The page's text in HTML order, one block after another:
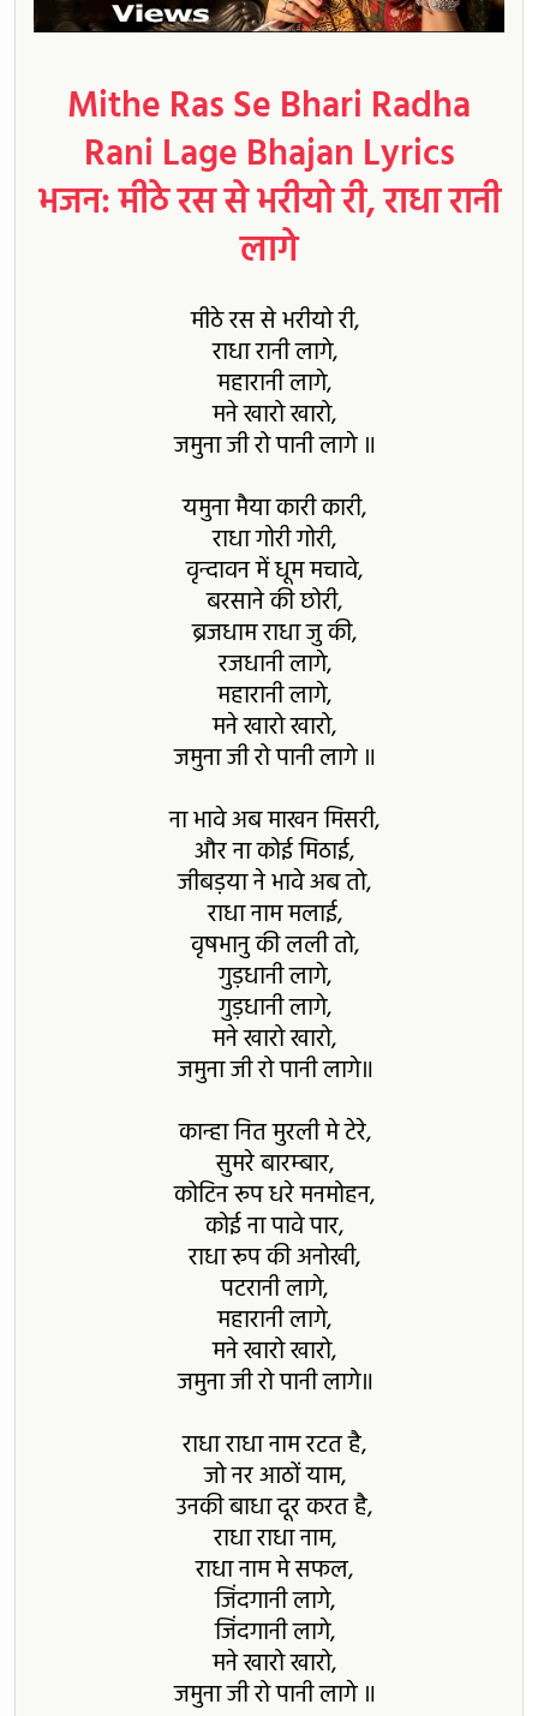
Mithe Ras Se Bhari Radha
Rani Lage Bhajan Lyrics
भजन: मीठे रस से भरीयो री, राधा रानी
लागे
मीठे रस से भरीयो री,
राधा रानी लागे,
महारानी लागे,
मने खारो खारो,
जमुना जी रो पानी लागे ॥
यमुना मैया कारी कारी,
राधा गोरी गोरी,
वृन्दावन में धूम मचावे,
बरसाने की छोरी,
ब्रजधाम राधा जु की,
रजधानी लागे,
महारानी लागे,
मने खारो खारो,
जमुना जी रो पानी लागे ॥
ना भावे अब माखन मिसरी,
और ना कोई मिठाई,
जीबड़या ने भावे अब तो,
राधा नाम मलाई,
वृषभानु की लली तो,
गुड़धानी लागे,
गुड़धानी लागे,
मने खारो खारो,
जमुना जी रो पानी लागे॥
कान्हा नित मुरली मे टेरे,
सुमरे बारम्बार,
कोटिन रूप धरे मनमोहन,
कोई ना पावे पार,
राधा रूप की अनोखी,
पटरानी लागे,
महारानी लागे,
मने खारो खारो,
जमुना जी रो पानी लागे॥
राधा राधा नाम रटत है,
जो नर आठों याम,
उनकी बाधा दूर करत है,
राधा राधा नाम,
राधा नाम मे सफल,
जिंदगानी लागे,
जिंदगानी लागे,
मने खारो खारो,
जमुना जी रो पानी लागे ॥